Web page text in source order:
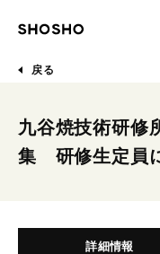
戻る
九谷焼技術研修
集 研修生定員
詳細情報